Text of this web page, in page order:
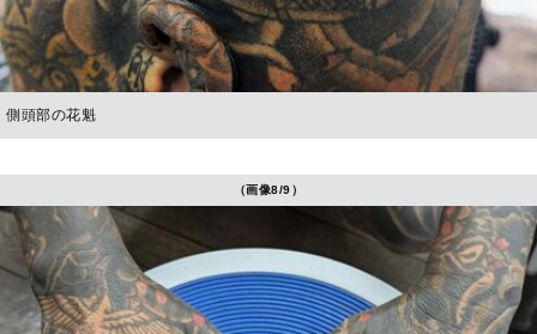
側頭部の花魁
（画像8/9）